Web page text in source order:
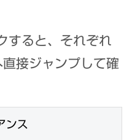
すると、それぞれ
接ジャンプして確
ンス